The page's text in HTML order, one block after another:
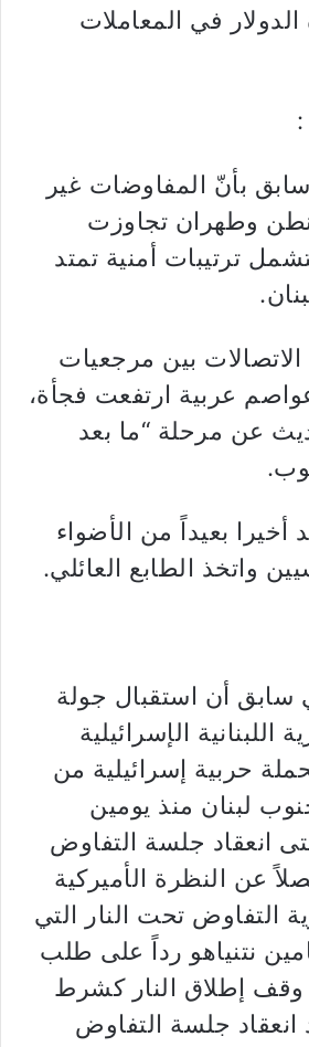
في المعاملات
:
بأنّ المفاوضات غير
وطهران تجاوزت
ترتيبات أمنية تمتد
بين مرجعيات
عربية ارتفعت فجأة،
عن مرحلة “ما بعد
بعيداً من الأضواء
واتخذ الطابع العائلي.
سابق أن استقبال جولة
الإسرائيلية
حربية إسرائيلية من
لبنان منذ يومين
انعقاد جلسة التفاوض
عن النظرة الأميركية
التفاوض تحت النار التي
نتنياهو رداً على طلب
وقف إطلاق النار كشرط
جلسة التفاوض